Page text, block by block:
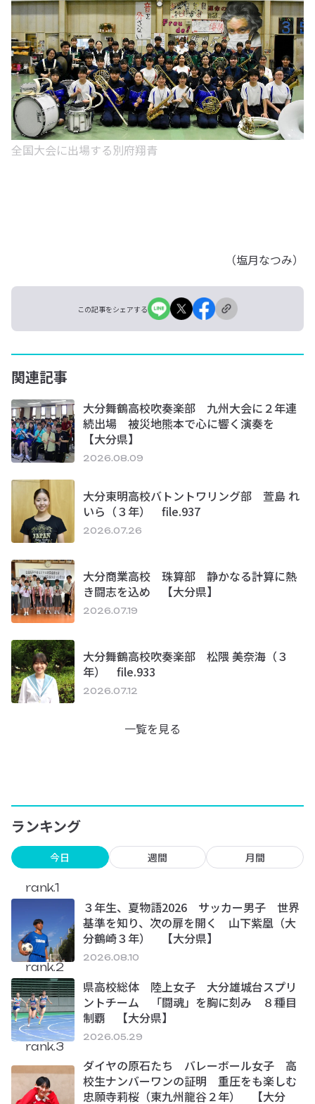
全国大会に出場する別府翔青
（塩月なつみ）
この記事をシェアする
関連記事
大分舞鶴高校吹奏楽部 九州大会に２年連
続出場 被災地熊本で心に響く演奏を
【大分県】
2026.08.09
大分東明高校バトントワリング部 萱島 れ
いら（３年） file.937
2026.07.26
大分商業高校 珠算部 静かなる計算に熱
き闘志を込め 【大分県】
2026.07.19
大分舞鶴高校吹奏楽部 松隈 美奈海（３
年） file.933
2026.07.12
一覧を見る
ランキング
今日 週間 月間
rank.1
３年生、夏物語2026 サッカー男子 世界
基準を知り、次の扉を開く 山下紫凰（大
分鶴崎３年） 【大分県】
2026.08.10
rank.2
県高校総体 陸上女子 大分雄城台スプリ
ントチーム 「闘魂」を胸に刻み ８種目
制覇 【大分県】
2026.05.29
rank.3
ダイヤの原石たち バレーボール女子 高
校生ナンバーワンの証明 重圧をも楽しむ
忠願寺莉桜（東九州龍谷２年） 【大分